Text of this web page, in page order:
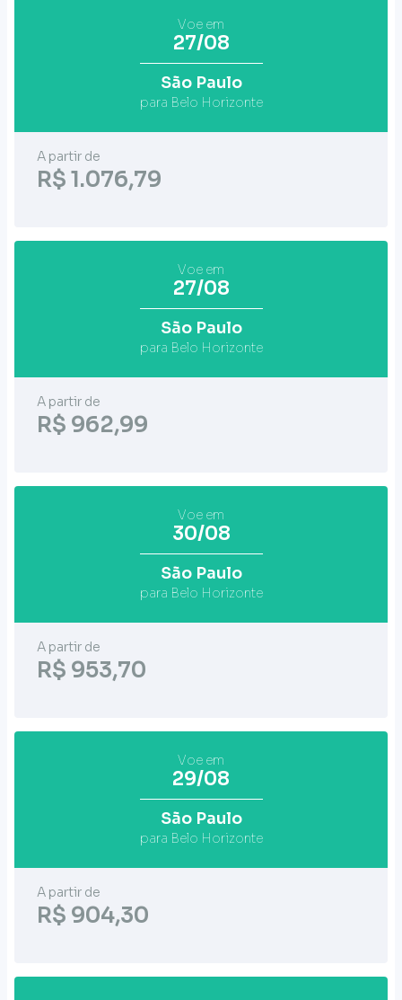
Voe em
27/08
São Paulo
para Belo Horizonte
A partir de
R$ 1.076,79
Voe em
27/08
São Paulo
para Belo Horizonte
A partir de
R$ 962,99
Voe em
30/08
São Paulo
para Belo Horizonte
A partir de
R$ 953,70
Voe em
29/08
São Paulo
para Belo Horizonte
A partir de
R$ 904,30